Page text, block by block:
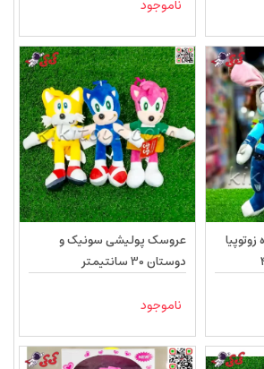
ناموجود
40
عروسک پولیشی سونیک و
دوستان 30 سانتیمتر
ناموجود